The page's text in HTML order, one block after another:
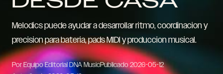
Melodics puede ayudar a desarrollar ritmo, coordinacion y
precision para bateria, pads MIDI y produccion musical.
Por Equipo Editorial DNA MusicPublicado2026-05-12